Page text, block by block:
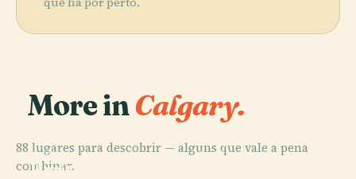
More inCalgary.
88 lugares para descobrir — alguns que vale a pena
combinar.
PLACE
Heritage Park
PLACE